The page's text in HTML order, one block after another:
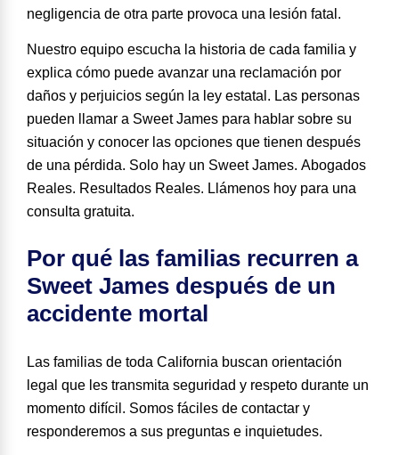
negligencia de otra parte provoca una lesión fatal.
Nuestro equipo escucha la historia de cada familia y
explica cómo puede avanzar una reclamación por
daños y perjuicios según la ley estatal. Las personas
pueden llamar a Sweet James para hablar sobre su
situación y conocer las opciones que tienen después
de una pérdida. Solo hay un Sweet James. Abogados
Reales. Resultados Reales. Llámenos hoy para una
consulta gratuita.
Por qué las familias recurren a
Sweet James después de un
accidente mortal
Las familias de toda California buscan orientación
legal que les transmita seguridad y respeto durante un
momento difícil. Somos fáciles de contactar y
responderemos a sus preguntas e inquietudes.